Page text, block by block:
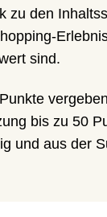
zu den
sind.
bis zu 50
und aus der